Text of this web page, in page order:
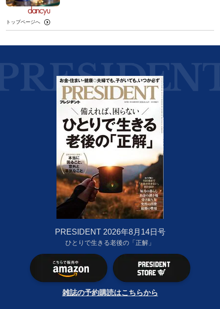
トップページへ
PRESIDENT 2026年8月14日号
ひとりで生きる老後の「正解」
雑誌の予約購読はこちらから